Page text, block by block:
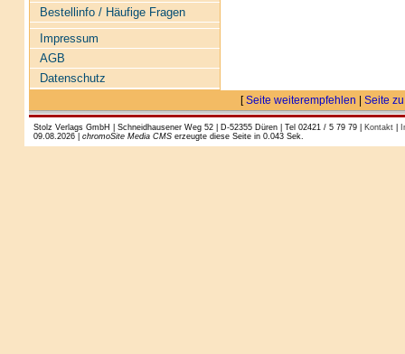
Bestellinfo / Häufige Fragen
Impressum
AGB
Datenschutz
[Seite weiterempfehlen Seite
Stolz Verlags GmbH | Schneidhausener Weg 52 | D-52355 Düren | Tel 02421 / 5 79 79 | Kontakt|
09.08.2026 | chromoSite Media CMSerzeugte diese Seite in 0.043 Sek.